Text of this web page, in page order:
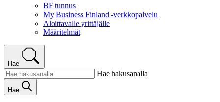
BF tunnus
My Business Finland -verkkopalvelu
Aloittavalle yrittäjälle
Määritelmät
Hae
Hae hakusanalla
Hae